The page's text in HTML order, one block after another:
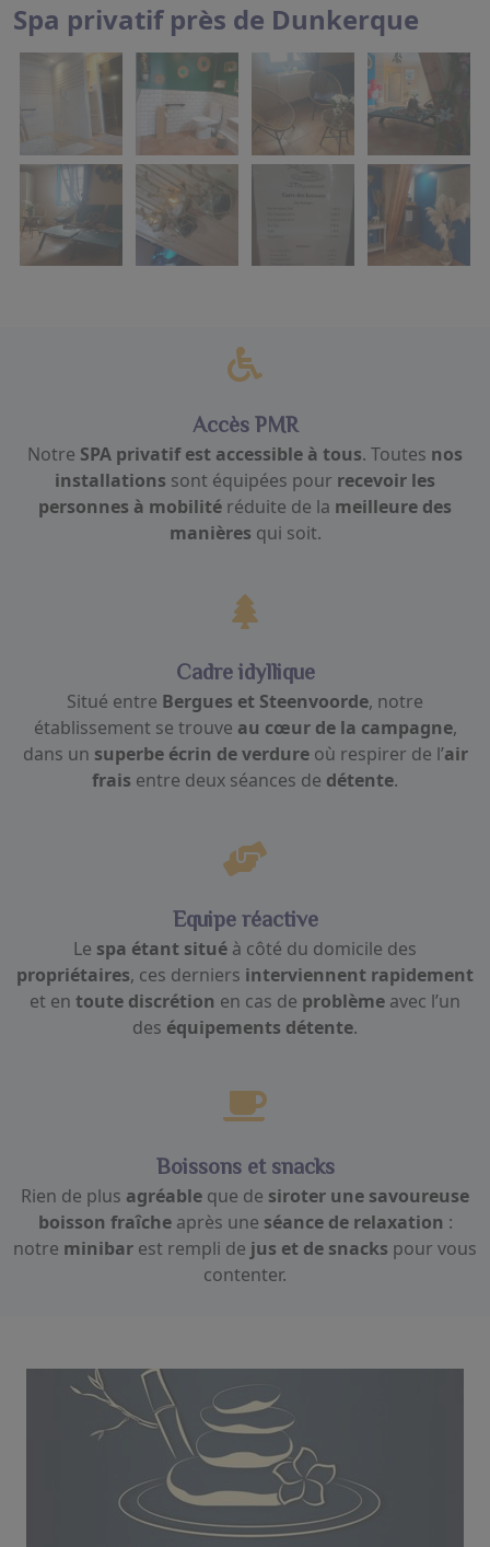
Spa privatif près de Dunkerque
Accès PMR
Notre SPA privatif est accessible à tous. Toutes nos
installations sont équipées pour recevoir les
personnes à mobilité réduite de la meilleure des
manières qui soit.
Cadre idyllique
Situé entre Bergues et Steenvoorde, notre
établissement se trouve au cœur de la campagne,
dans un superbe écrin de verdureoù respirer de l’air
frais entre deux séances de détente.
Equipe réactive
Le spa étant situé à côté du domicile des
propriétaires, ces derniers interviennent rapidement
et en toute discrétion en cas de problème avec l’un
des équipements détente.
Boissons et snacks
Rien de plus agréable que de siroter une savoureuse
boisson fraîcheaprès une séance de relaxation :
notre minibar est rempli de jus et de snacks pour vous
contenter.